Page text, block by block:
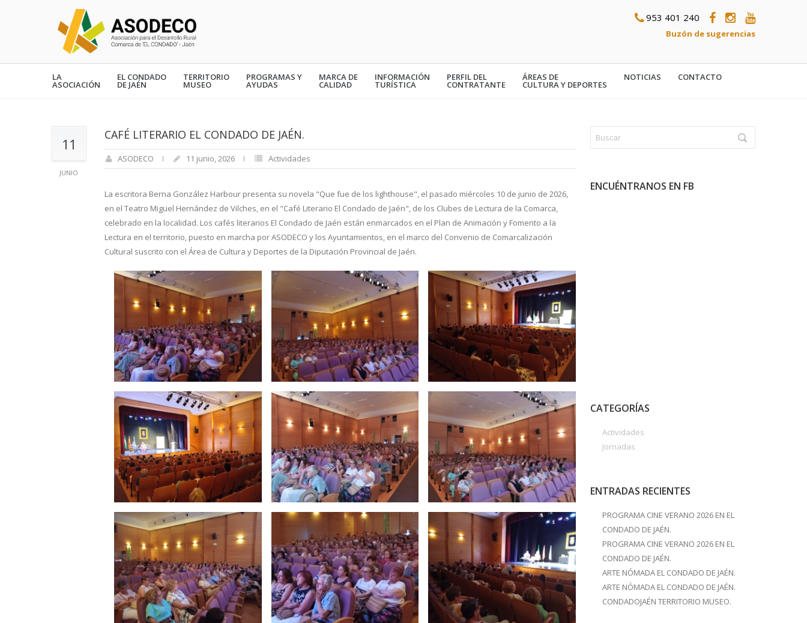
953 401 240
Buzón de sugerencias
LA
ASOCIACIÓN
EL CONDADO
DE JAÉN
TERRITORIO
MUSEO
PROGRAMAS Y
AYUDAS
MARCA DE
CALIDAD
INFORMACIÓN
TURÍSTICA
PERFIL DEL
CONTRATANTE
ÁREAS DE
CULTURA Y DEPORTES
NOTICIAS CONTACTO
11
JUNIO
CAFÉ LITERARIO EL CONDADO DE JAÉN.
ASODECO 11 junio, 2026 Actividades
La escritora Berna González Harbour presenta su novela "Que fue de los lighthouse", el pasado miércoles 10 de junio de 2026,
en el Teatro Miguel Hernández de Vilches, en el "Café Literario El Condado de Jaén", de los Clubes de Lectura de la Comarca,
celebrado en la localidad. Los cafés literarios El Condado de Jaén están enmarcados en el Plan de Animación y Fomento a la
Lectura en el territorio, puesto en marcha por ASODECO y los Ayuntamientos, en el marco del Convenio de Comarcalización
Cultural suscrito con el Área de Cultura y Deportes de la Diputación Provincial de Jaén.
ENCUÉNTRANOS EN FB
CATEGORÍAS
Actividades
Jornadas
ENTRADAS RECIENTES
PROGRAMA CINE VERANO 2026 EN EL
CONDADO DE JAÉN.
PROGRAMA CINE VERANO 2026 EN EL
CONDADO DE JAÉN.
ARTE NÓMADA EL CONDADO DE JAÉN.
ARTE NÓMADA EL CONDADO DE JAÉN.
CONDADOJAÉN TERRITORIO MUSEO.